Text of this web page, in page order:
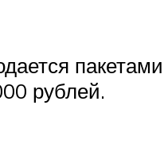
рублей.